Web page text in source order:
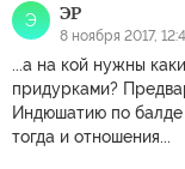
Э ЭР
8 ноября 2017,
...а на кой нужны
придурками?
Индюшатию по балде
тогда и отношения...